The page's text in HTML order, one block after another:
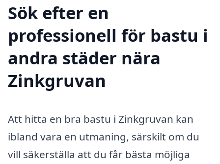
Sök efter en
professionell för bastu i
andra städer nära
Zinkgruvan
Att hitta en bra bastu i Zinkgruvan kan
ibland vara en utmaning, särskilt om du
vill säkerställa att du får bästa möjliga